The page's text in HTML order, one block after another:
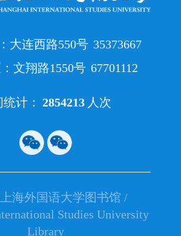
大连西路550号 35373667
文翔路1550号 67701112
计： 2854213 人次
海外国语大学图书馆 /
Studies University
Library